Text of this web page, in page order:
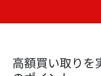
高額買い取りを